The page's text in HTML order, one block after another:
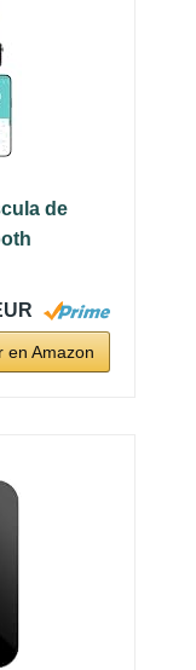
de
en Amazon